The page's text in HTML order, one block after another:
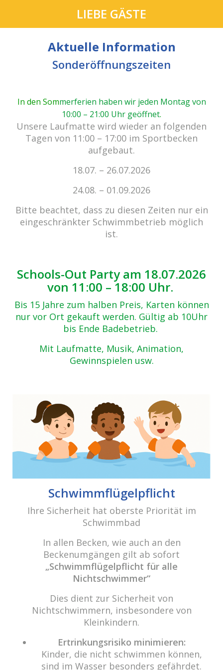
cabrio Senden - das Bad.
Außergewöhnlich, vielfältig!
Kein Einlass bei Gewitter
zu den E-Tickets
48308 Senden
Tel.: 0049 (0) 2597 - 93 918 -10
Fax: 0049 (0) 2597 - 93 918 -29
E-Mail:info@cabriosenden.de
www.cabriosenden.de
Wir freuen uns auf Sie!
Haben Sie Fragen? Wir kümmern uns drum!
Über das Wasser.
alles, und ins Wasser kehrt alles zurück.“ (Thales von
Copyright 2021 cabrio Senden - All rights reserved
Datenschutz Impressum
Um unsere Webseite für Sie optimal zu gestalten und fortlaufend
verbessern zu können, verwenden wir Cookies. Durch die weitere
Nutzung der Webseite stimmen Sie der Verwendung von Cookies zu.
LIEBE GÄSTE
Aktuelle Information
Sonderöffnungszeiten
In den Sommerferien haben wir jeden Montag von
10:00 – 21:00 Uhr geöffnet.
Unsere Laufmatte wird wieder an folgenden
Tagen von 11:00 – 17:00 im Sportbecken
aufgebaut.
18.07. – 26.07.2026
24.08. – 01.09.2026
Bitte beachtet, dass zu diesen Zeiten nur ein
eingeschränkter Schwimmbetrieb möglich
ist.
Schools-Out Party am 18.07.2026
von 11:00 – 18:00 Uhr.
Bis 15 Jahre zum halben Preis, Karten können
nur vor Ort gekauft werden. Gültig ab 10Uhr
bis Ende Badebetrieb.
Mit Laufmatte, Musik, Animation,
Gewinnspielen usw.
Schwimmflügelpflicht
Ihre Sicherheit hat oberste Priorität im
Schwimmbad
In allen Becken, wie auch an den
Beckenumgängen gilt ab sofort
„Schwimmflügelpflicht für alle
Nichtschwimmer“
Dies dient zur Sicherheit von
Nichtschwimmern, insbesondere von
Kleinkindern.
Ertrinkungsrisiko minimieren:
Kinder, die nicht schwimmen können,
sind im Wasser besonders gefährdet.